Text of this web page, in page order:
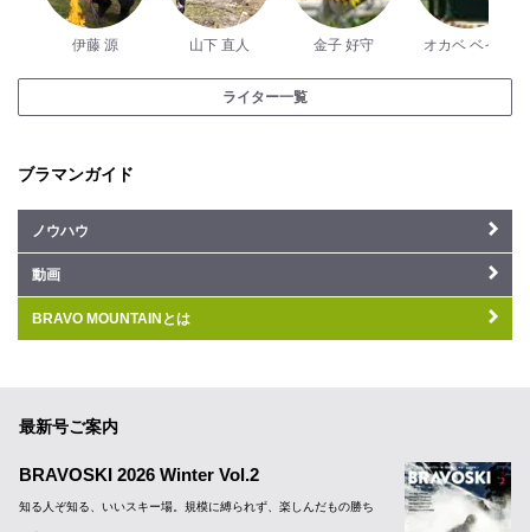
伊藤 源 山下 直人 金子 好守 オカベ ベイコ
ライター一覧
ブラマンガイド
ノウハウ
動画
BRAVO MOUNTAINとは
最新号ご案内
BRAVOSKI 2026 Winter Vol.2
知る人ぞ知る、いいスキー場。規模に縛られず、楽しんだもの勝ち